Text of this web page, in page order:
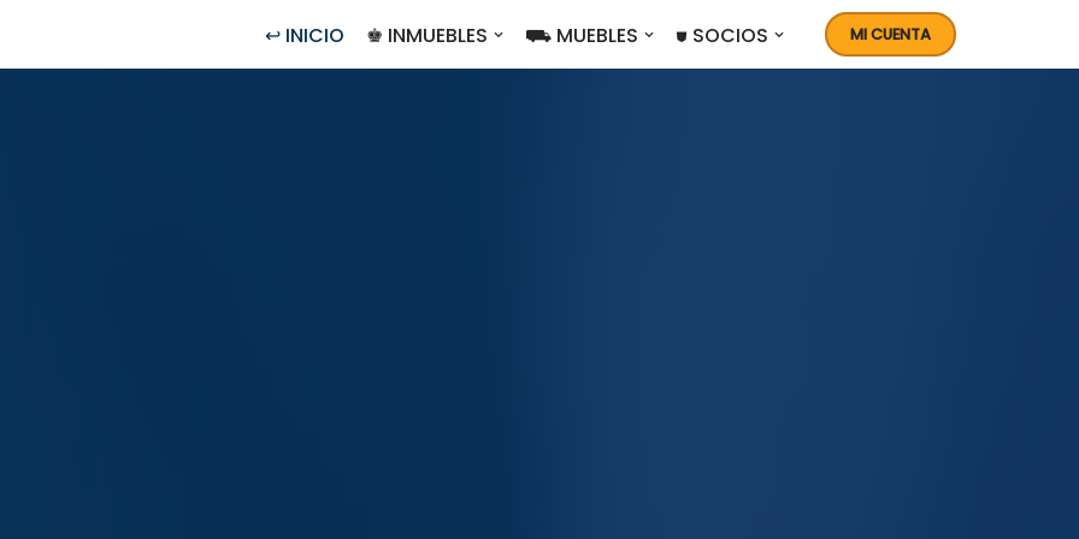
↩ INICIO ♚ INMUEBLES ⛟ MUEBLES ⛊ SOCIOS MI CUENTA